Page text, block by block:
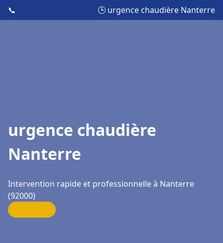
📞 🕒 urgence chaudière Nanterre
urgence chaudière
Nanterre
Intervention rapide et professionnelle à Nanterre
(92000)